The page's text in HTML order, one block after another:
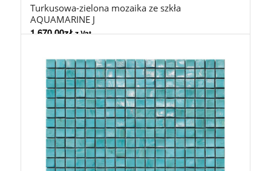
Turkusowa-zielona mozaika ze szkła
AQUAMARINE J
1.670,00zł z Vat